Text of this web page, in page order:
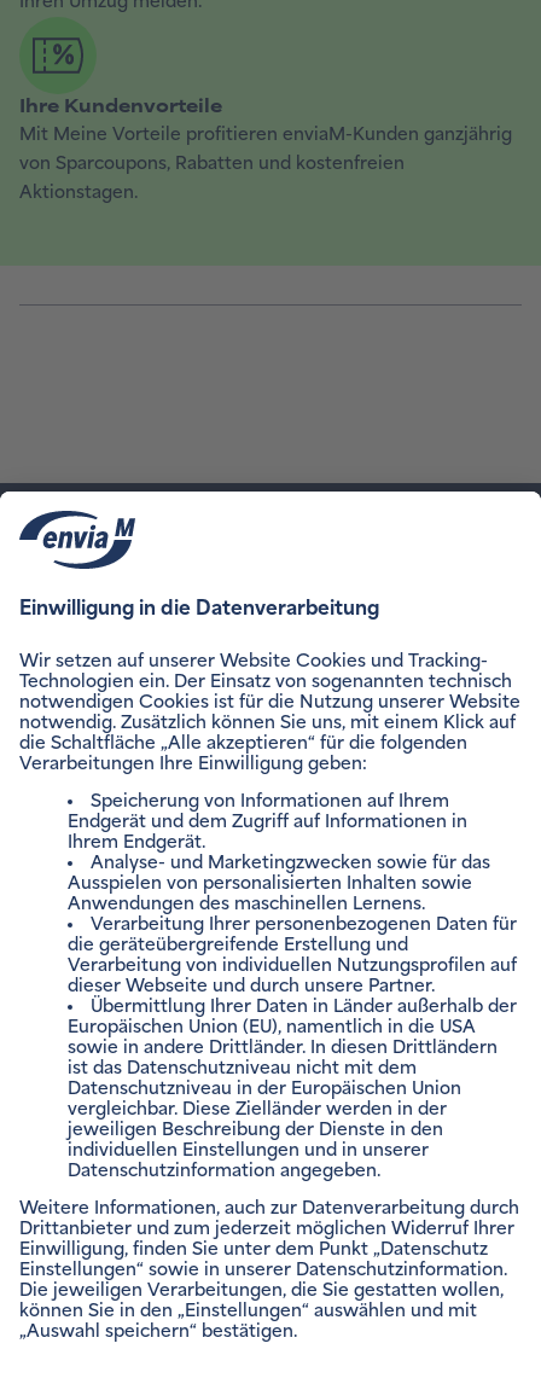
ENVIAM NEWSLETTER
Zum Newsletter anmelden
VERTRÄGE VERWALTEN
Impressum